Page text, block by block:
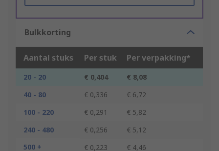
Bulkkorting
Aantal stuks Per stuk Per verpakking*
20 - 20 € 0,404
€ 8,08
40 - 80
€ 0,336
€ 6,72
100 - 220
€ 0,291
€ 5,82
240 - 480
€ 0,256
€ 5,12
500 +
€ 0,223 € 4,46